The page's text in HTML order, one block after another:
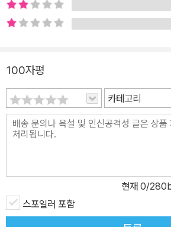
고 있다. <빌레트>는 줄거리도 탄탄하지만 심리묘사가 탁월한 작품
으로 널리 인정받는다. 루시의 감정 상태와
물들의 성격 묘사도 일품이다. 전체적으로 심해와 같이 묵직하면서도
잔잔한 분위기가 작품을 관통하고 있다. 샬
집필할 당시 그녀는 저작 활동을 함께하였던
의 죽음을 겪었고, 이때 느꼈던 상실감은 작
픔으로 영향을 미쳤다. 그렇지만 샬럿 브론
100자평
카테고리
현재 0/
스포일러 포함